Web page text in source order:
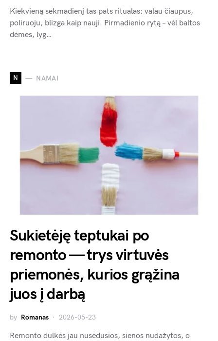
Kiekvieną sekmadienį tas pats ritualas: valau čiaupus,
poliruoju, blizga kaip nauji. Pirmadienio rytą – vėl baltos
dėmės, lyg…
N NAMAI
Sukietėję teptukai po
remonto — trys virtuvės
priemonės, kurios grąžina
juos į darbą
by Romanas 2026-05-23
Remonto dulkės jau nusėdusios, sienos nudažytos, o